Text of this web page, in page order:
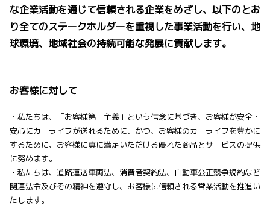
な企業活動を通じて信頼される企業をめざし、以下のとお
り全てのステークホルダーを重視した事業活動を行い、地
球環境、地域社会の持続可能な発展に貢献します。
お客様に対して
・私たちは、「お客様第一主義」という信念に基づき、お客様が安全・
安心にカーライフが送れるために、かつ、お客様のカーライフを豊かに
するために、お客様に真に満足いただける優れた商品とサービスの提供
に努めます。
・私たちは、道路運送車両法、消費者契約法、自動車公正競争規約など
関連法令及びその精神を遵守し、お客様に信頼される営業活動を推進い
たします。